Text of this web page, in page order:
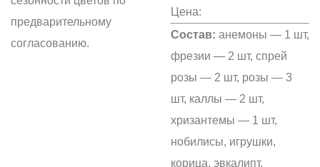
предварительному
согласованию.
Цена:
Состав: анемоны — 1 шт,
фрезии — 2 шт, спрей
розы — 2 шт, розы — 3
шт, каллы — 2 шт,
хризантемы — 1 шт,
нобилисы, игрушки,
корица, эвкалипт.